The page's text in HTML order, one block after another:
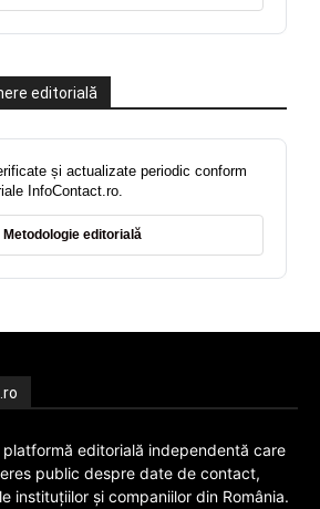
editorială
și actualizate periodic conform
InfoContact.ro.
Metodologie editorială
editorială independentă care
public despre date de contact,
instituțiilor și companiilor din România.